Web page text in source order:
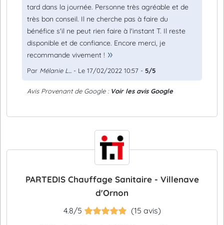
tard dans la journée. Personne très agréable et de
très bon conseil. Il ne cherche pas à faire du
bénéfice s'il ne peut rien faire à l'instant T. Il reste
disponible et de confiance. Encore merci, je
recommande vivement !
Par Mélanie L... - Le 17/02/2022 10:57 - 5/5
Avis Provenant de Google : Voir les avis Google
PARTEDIS Chauffage Sanitaire - Villenave
d'Ornon
4.8/5 (15 avis)